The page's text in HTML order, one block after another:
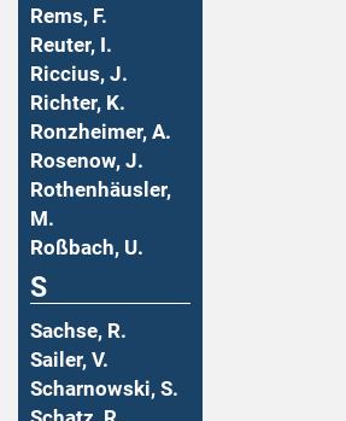
Rems, F.
Reuter, I.
Riccius, J.
Richter, K.
Ronzheimer, A.
Rosenow, J.
Rothenhäusler,
M.
Roßbach, U.
S
Sachse, R.
Sailer, V.
Scharnowski, S.